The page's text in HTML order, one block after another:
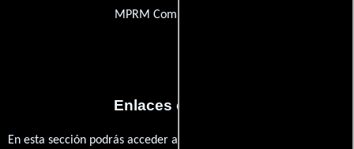
MPRM Communications
Enlaces externos
En esta sección podrás acceder a los recursos externos que